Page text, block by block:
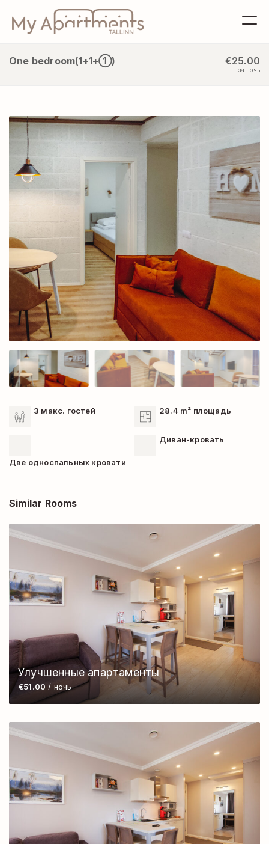
One bedroom(1+1+①) €25.00
за ночь
3 макс. гостей 28.4 m² площадь
Две односпальных кровати
Диван-кровать
Similar Rooms
Улучшенные апартаменты
€51.00 / ночь